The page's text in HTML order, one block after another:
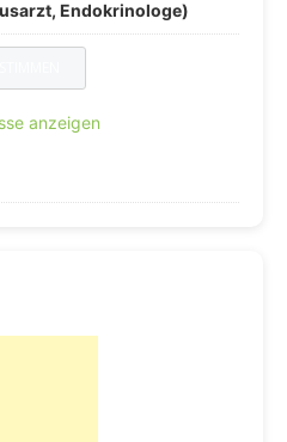
Endokrinologe)
anzeigen